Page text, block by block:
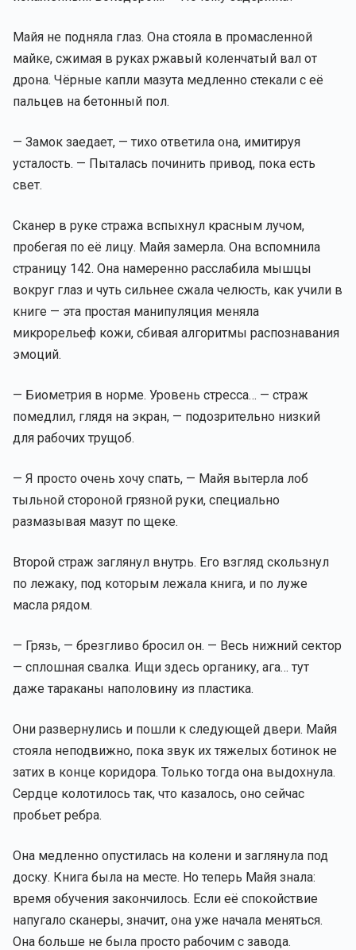
Майя не подняла глаз. Она стояла в промасленной
майке, сжимая в руках ржавый коленчатый вал от
дрона. Чёрные капли мазута медленно стекали с её
пальцев на бетонный пол.
— Замок заедает, — тихо ответила она, имитируя
усталость. — Пыталась починить привод, пока есть
свет.
Сканер в руке стража вспыхнул красным лучом,
пробегая по её лицу. Майя замерла. Она вспомнила
страницу 142. Она намеренно расслабила мышцы
вокруг глаз и чуть сильнее сжала челюсть, как учили в
книге — эта простая манипуляция меняла
микрорельеф кожи, сбивая алгоритмы распознавания
эмоций.
— Биометрия в норме. Уровень стресса… — страж
помедлил, глядя на экран, — подозрительно низкий
для рабочих трущоб.
— Я просто очень хочу спать, — Майя вытерла лоб
тыльной стороной грязной руки, специально
размазывая мазут по щеке.
Второй страж заглянул внутрь. Его взгляд скользнул
по лежаку, под которым лежала книга, и по луже
масла рядом.
— Грязь, — брезгливо бросил он. — Весь нижний сектор
— сплошная свалка. Ищи здесь органику, ага… тут
даже тараканы наполовину из пластика.
Они развернулись и пошли к следующей двери. Майя
стояла неподвижно, пока звук их тяжелых ботинок не
затих в конце коридора. Только тогда она выдохнула.
Сердце колотилось так, что казалось, оно сейчас
пробьет ребра.
Она медленно опустилась на колени и заглянула под
доску. Книга была на месте. Но теперь Майя знала:
время обучения закончилось. Если её спокойствие
напугало сканеры, значит, она уже начала меняться.
Она больше не была просто рабочим с завода.